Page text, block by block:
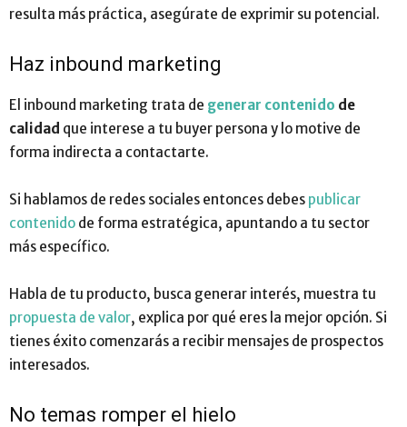
resulta más práctica, asegúrate de exprimir su potencial.
Haz inbound marketing
El inbound marketing trata de generar contenido de
calidad que interese a tu buyer persona y lo motive de
forma indirecta a contactarte.
Si hablamos de redes sociales entonces debes publicar
contenido de forma estratégica, apuntando a tu sector
más específico.
Habla de tu producto, busca generar interés, muestra tu
propuesta de valor, explica por qué eres la mejor opción. Si
tienes éxito comenzarás a recibir mensajes de prospectos
interesados.
No temas romper el hielo